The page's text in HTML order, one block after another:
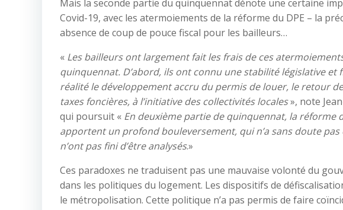
Mais la seconde partie du quinquennat dénote une certaine
Covid-19, avec les atermoiements de la réforme du DPE – la
absence de coup de pouce fiscal pour les bailleurs…
« Les bailleurs ont largement fait les frais de ces
quinquennat. D’abord, ils ont connu une stabilité législative
réalité le développement accru du permis de louer, le retour
taxes foncières, à l’initiative des collectivités locales», note
qui poursuit « En deuxième partie de quinquennat, la réforme
apportent un profond bouleversement, qui n’a sans doute
n’ont pas fini d’être analysés.»
Ces paradoxes ne traduisent pas une mauvaise volonté du
dans les politiques du logement. Les dispositifs de
le métropolisation. Cette politique n’a pas permis de faire